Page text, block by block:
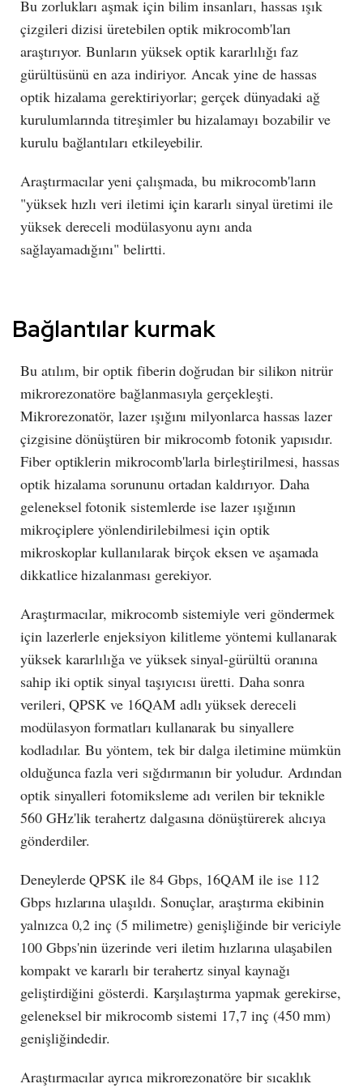
Bu zorlukları aşmak için bilim insanları, hassas ışık
çizgileri dizisi üretebilen optik mikrocomb'ları
araştırıyor. Bunların yüksek optik kararlılığı faz
gürültüsünü en aza indiriyor. Ancak yine de hassas
optik hizalama gerektiriyorlar; gerçek dünyadaki ağ
kurulumlarında titreşimler bu hizalamayı bozabilir ve
kurulu bağlantıları etkileyebilir.
Araştırmacılar yeni çalışmada, bu mikrocomb'ların
"yüksek hızlı veri iletimi için kararlı sinyal üretimi ile
yüksek dereceli modülasyonu aynı anda
sağlayamadığını" belirtti.
Bağlantılar kurmak
Bu atılım, bir optik fiberin doğrudan bir silikon nitrür
mikrorezonatöre bağlanmasıyla gerçekleşti.
Mikrorezonatör, lazer ışığını milyonlarca hassas lazer
çizgisine dönüştüren bir mikrocomb fotonik yapısıdır.
Fiber optiklerin mikrocomb'larla birleştirilmesi, hassas
optik hizalama sorununu ortadan kaldırıyor. Daha
geleneksel fotonik sistemlerde ise lazer ışığının
mikroçiplere yönlendirilebilmesi için optik
mikroskoplar kullanılarak birçok eksen ve aşamada
dikkatlice hizalanması gerekiyor.
Araştırmacılar, mikrocomb sistemiyle veri göndermek
için lazerlerle enjeksiyon kilitleme yöntemi kullanarak
yüksek kararlılığa ve yüksek sinyal-gürültü oranına
sahip iki optik sinyal taşıyıcısı üretti. Daha sonra
verileri, QPSK ve 16QAM adlı yüksek dereceli
modülasyon formatları kullanarak bu sinyallere
kodladılar. Bu yöntem, tek bir dalga iletimine mümkün
olduğunca fazla veri sığdırmanın bir yoludur. Ardından
optik sinyalleri fotomiksleme adı verilen bir teknikle
560 GHz'lik terahertz dalgasına dönüştürerek alıcıya
gönderdiler.
Deneylerde QPSK ile 84 Gbps, 16QAM ile ise 112
Gbps hızlarına ulaşıldı. Sonuçlar, araştırma ekibinin
yalnızca 0,2 inç (5 milimetre) genişliğinde bir vericiyle
100 Gbps'nin üzerinde veri iletim hızlarına ulaşabilen
kompakt ve kararlı bir terahertz sinyal kaynağı
geliştirdiğini gösterdi. Karşılaştırma yapmak gerekirse,
geleneksel bir mikrocomb sistemi 17,7 inç (450 mm)
genişliğindedir.
Araştırmacılar ayrıca mikrorezonatöre bir sıcaklık